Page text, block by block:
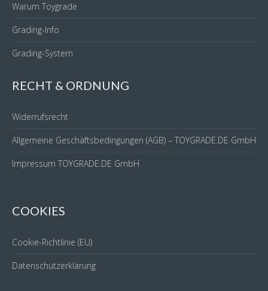
Warum Toygrade
Grading-Info
Grading-System
RECHT & ORDNUNG
Widerrufsrecht
Allgemeine Geschäftsbedingungen (AGB) – TOYGRADE.DE GmbH
Impressum TOYGRADE.DE GmbH
COOKIES
Cookie-Richtlinie (EU)
Datenschutzerklärung